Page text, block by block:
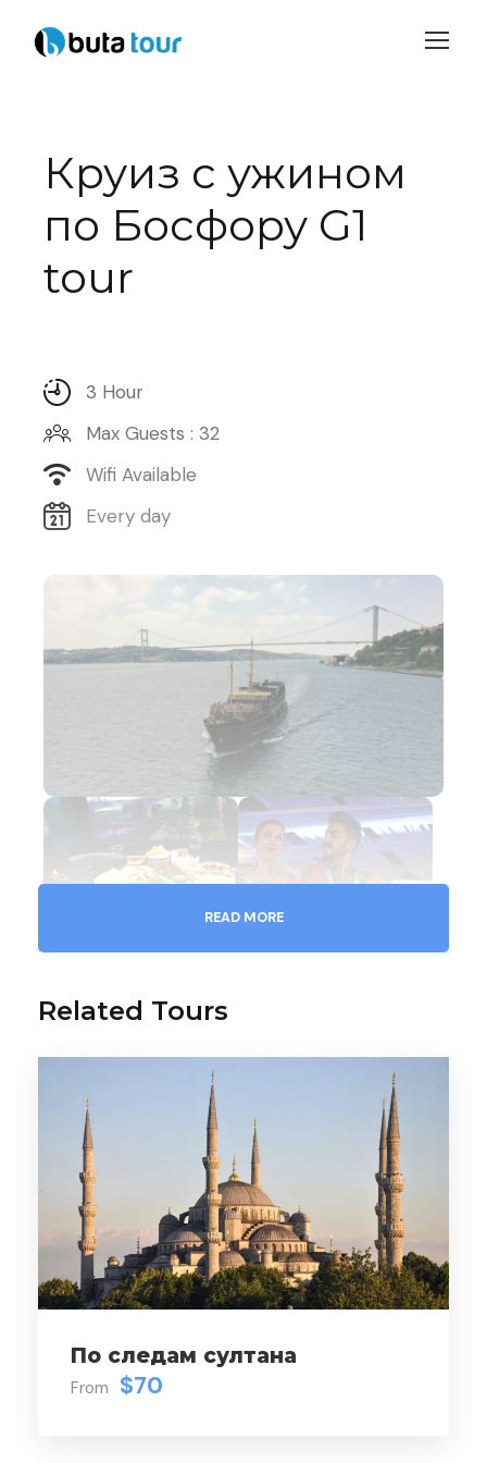
Круиз с ужином
по Босфору G1
tour
3 Hour
Max Guests : 32
Wifi Available
Every day
Detail
Описание Тура
Круиз по Босфору в Стамбуледолжен
быть среди вещей, которые нужно сделать
в Стамбуле, потому что этот ночной круиз
READ MORE
Related Tours
По следам султана
From $70